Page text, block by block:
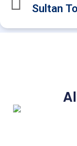
Sultan